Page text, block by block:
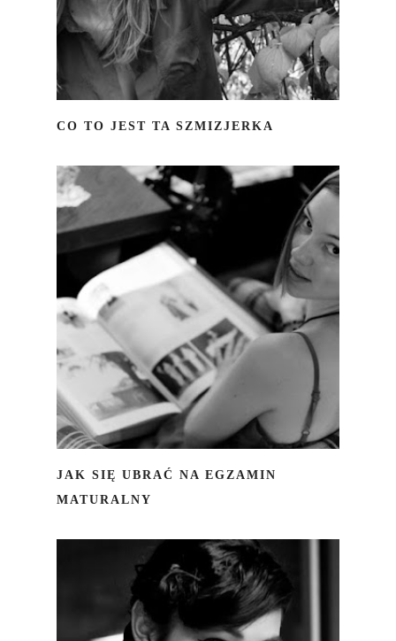
CO TO JEST TA SZMIZJERKA
JAK SIĘ UBRAĆ NA EGZAMIN
MATURALNY